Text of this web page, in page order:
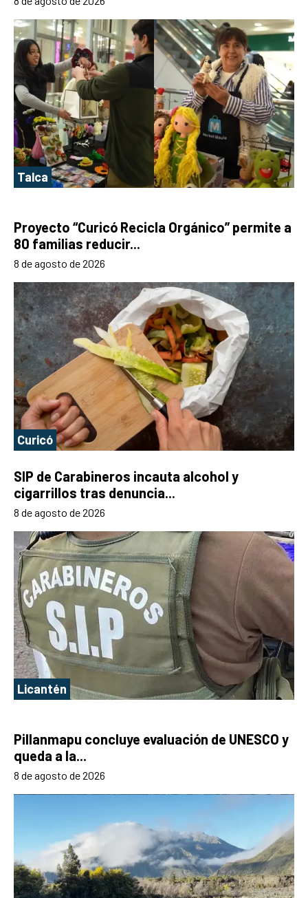
Talca
Proyecto “Curicó Recicla Orgánico” permite a
80 familias reducir...
8 de agosto de 2026
Curicó
SIP de Carabineros incauta alcohol y
cigarrillos tras denuncia...
8 de agosto de 2026
Licantén
Pillanmapu concluye evaluación de UNESCO y
queda a la...
8 de agosto de 2026